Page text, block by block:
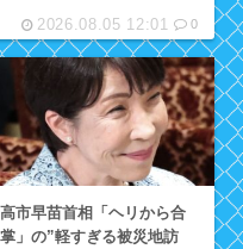
2026.08.05 12:01 0
高市早苗首相「ヘリから合
掌」の”軽すぎる被災地訪